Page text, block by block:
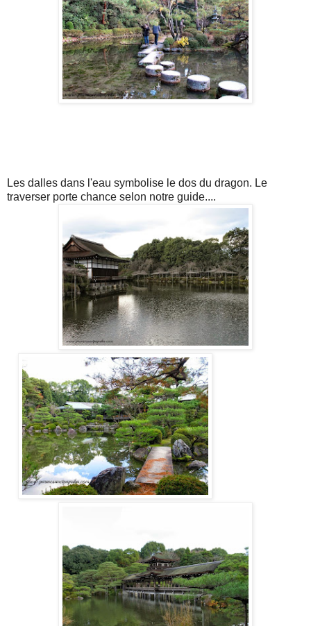
Les dalles dans l'eau symbolise le dos du dragon. Le
traverser porte chance selon notre guide....